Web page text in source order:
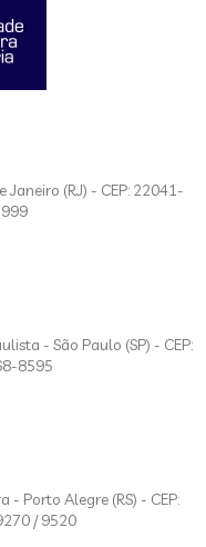
Janeiro (RJ) - CEP: 22041-
- São Paulo (SP) - CEP:
8595
Porto Alegre (RS) - CEP:
/ 9520